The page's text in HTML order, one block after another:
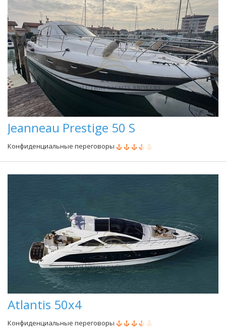
Jeanneau Prestige 50 S
Конфиденциальные переговоры
Atlantis 50x4
Конфиденциальные переговоры